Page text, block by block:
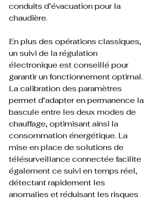
conduits d’évacuation pour la
chaudière.
En plus des opérations classiques,
un suivi de la régulation
électronique est conseillé pour
garantir un fonctionnement optimal.
La calibration des paramètres
permet d’adapter en permanence la
bascule entre les deux modes de
chauffage, optimisant ainsi la
consommation énergétique. La
mise en place de solutions de
télésurveillance connectée facilite
également ce suivi en temps réel,
détectant rapidement les
anomalies et réduisant les risques